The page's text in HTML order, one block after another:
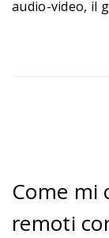
audio-video, il
Come mi
remoti